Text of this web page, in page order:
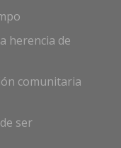
herencia de
comunitaria
ser